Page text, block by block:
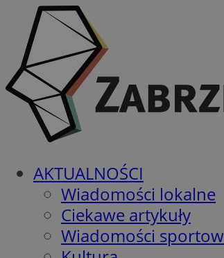
AKTUALNOŚCI
Wiadomości lokalne
Ciekawe artykuły
Wiadomości